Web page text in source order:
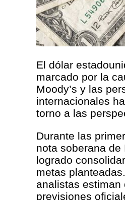
El dólar
marcado por la
Moody’s y las
internacionales
torno a las
Durante las
nota soberana de
logrado
metas
analistas estiman
previsiones